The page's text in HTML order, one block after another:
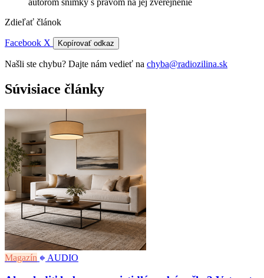
Zdieľať článok
Facebook X Kopírovať odkaz
Našli ste chybu? Dajte nám vedieť na chyba@radiozilina.sk
Súvisiace články
Magazín AUDIO